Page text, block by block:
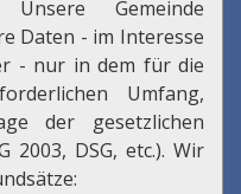
Unsere Gemeinde
Daten - im Interesse
- nur in dem für die
Umfang,
der gesetzlichen
2003, DSG, etc.). Wir